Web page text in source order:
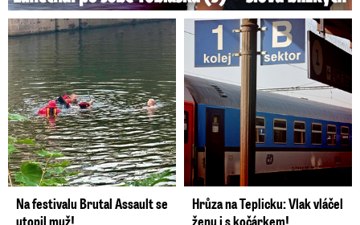
Na festivalu Brutal Assault se
utopil muž!
Hrůza na Teplicku: Vlak vláčel
ženu i s kočárkem!